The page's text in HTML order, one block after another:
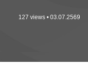
127 views • 03.07.2569